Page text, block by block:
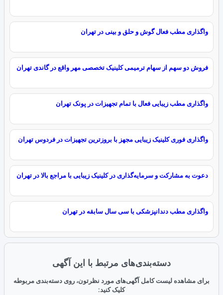
واگذاری مطب فعال گوش و حلق و بینی در تهران
فروش دو سهم از سهام ترمیمی کلینیک تخصصی مهر واقع در گاندی تهران
واگذاری مطب زیبایی فعال با تمام تجهیزات در پونک تهران
واگذاری فوری کلینیک زیبایی مجهز با بروزترین تجهیزات در فردوس تهران
دعوت به مشارکت و سرمایه‌گذاری در کلینیک زیبایی با مراجع بالا در تهران
واگذاری مطب دندانپزشکی با سی سال سابقه در تهران
دسته‌بندی‌های مرتبط با این آگهی
برای مشاهده لیست کامل آگهی‌های مورد نظرتون، روی دسته‌بندی مربوطه
کلیک کنید: